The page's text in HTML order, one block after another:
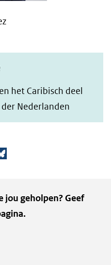
het Caribisch deel
Nederlanden
jou geholpen? Geef